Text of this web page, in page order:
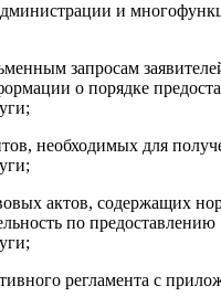
и
запросам
о порядке
необходимых для
актов, содержащих
по предоставлению
регламента с